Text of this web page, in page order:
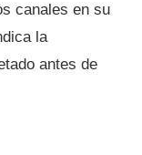
canales en su
la
antes de